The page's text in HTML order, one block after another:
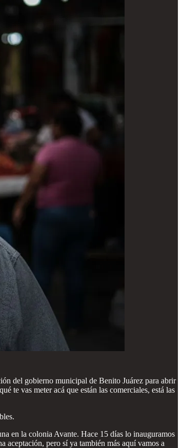
del gobierno municipal de Benito Juárez para abrir
te vas meter acá que están las comerciales, está las
en la colonia Avante. Hace 15 días lo inauguramos
aceptación, pero sí ya también más aquí vamos a